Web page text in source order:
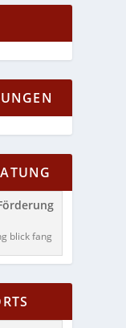
blick fang